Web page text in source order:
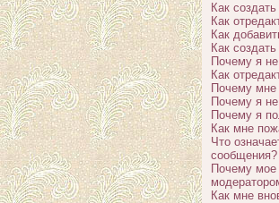
Как
Как
Как
Как
Почему я
Как
Почему
Почему я
Почему я
Как мне
Что
сообщения?
Почему мое
Как мне